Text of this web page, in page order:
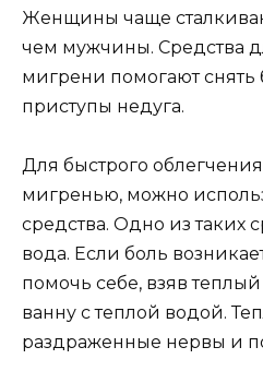
Женщины чаще
чем мужчины. Средства
мигрени помогают снять
приступы недуга.
Для быстрого
мигренью, можно
средства. Одно из таких
вода. Если боль
помочь себе, взяв
ванну с теплой водой.
раздраженные нервы и